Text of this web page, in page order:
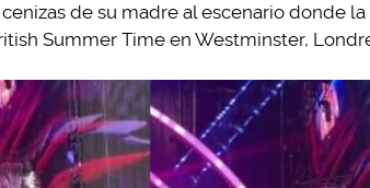
de su madre al escenario donde
Summer Time en Westminster,